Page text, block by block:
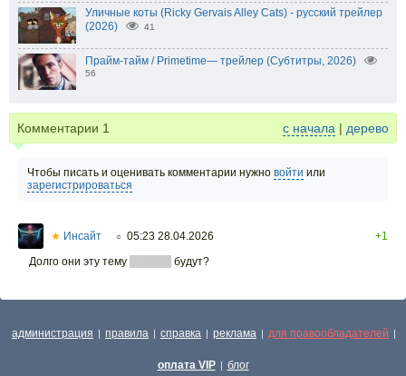
Уличные коты (Ricky Gervais Alley Cats) - русский трейлер
(2026)
41
Прайм-тайм / Primetime— трейлер (Субтитры, 2026)
56
Комментарии 1 с начала | дерево
Чтобы писать и оценивать комментарии нужно войти или
зарегистрироваться
★ Инсайт ○ 05:23 28.04.2026
+1
Долго они эту тему
будут?
администрация | правила | справка | реклама | для правообладателей |
оплата VIP | блог